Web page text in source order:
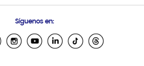
Samsung Ecuador
Samsung El Salvador
Síguenos en: